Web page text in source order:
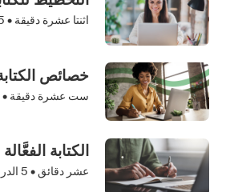
اثنتا عشرة دقيقة •
خصائص
ست عشرة دقيقة •
الكتابة
عشر دقائق • 5